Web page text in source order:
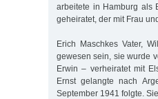
arbeitete in Hamburg als
geheiratet, der mit Frau
Erich Maschkes Vater,
gewesen sein, sie wurde
Erwin – verheiratet mit
Ernst gelangte nach
September 1941 folgte.